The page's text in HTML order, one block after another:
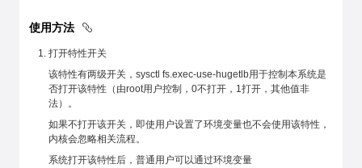
使用方法
打开特性开关
该特性有两级开关，sysctl fs.exec-use-hugetlb用于控制本系统是
否打开该特性（由root用户控制，0不打开，1打开，其他值非
法）。
如果不打开该开关，即使用户设置了环境变量也不会使用该特性，
内核会忽略相关流程。
系统打开该特性后，普通用户可以通过环境变量